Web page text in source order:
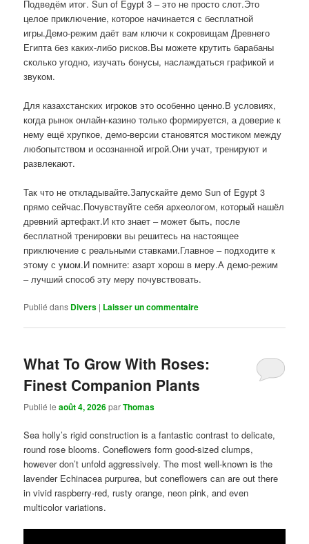
Подведём итог. Sun of Egypt 3 – это не просто слот.Это
целое приключение, которое начинается с бесплатной
игры.Демо-режим даёт вам ключи к сокровищам Древнего
Египта без каких-либо рисков.Вы можете крутить барабаны
сколько угодно, изучать бонусы, наслаждаться графикой и
звуком.
Для казахстанских игроков это особенно ценно.В условиях,
когда рынок онлайн-казино только формируется, а доверие к
нему ещё хрупкое, демо-версии становятся мостиком между
любопытством и осознанной игрой.Они учат, тренируют и
развлекают.
Так что не откладывайте.Запускайте демо Sun of Egypt 3
прямо сейчас.Почувствуйте себя археологом, который нашёл
древний артефакт.И кто знает – может быть, после
бесплатной тренировки вы решитесь на настоящее
приключение с реальными ставками.Главное – подходите к
этому с умом.И помните: азарт хорош в меру.А демо-режим
– лучший способ эту меру почувствовать.
Publié dans Divers | Laisser un commentaire
What To Grow With Roses:
Finest Companion Plants
Publié leaoût 4, 2026parThomas
Sea holly’s rigid construction is a fantastic contrast to delicate,
round rose blooms. Coneflowers form good-sized clumps,
however don’t unfold aggressively. The most well-known is the
lavender Echinacea purpurea, but coneflowers can are out there
in vivid raspberry-red, rusty orange, neon pink, and even
multicolor variations.